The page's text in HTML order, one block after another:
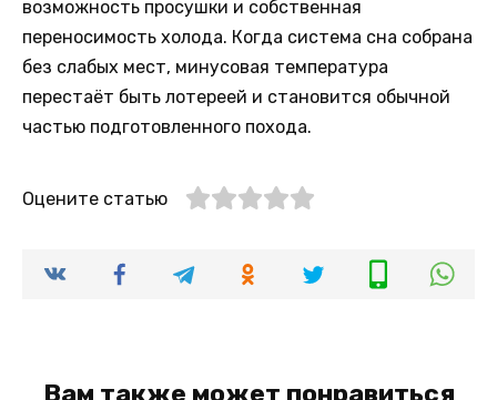
возможность просушки и собственная
переносимость холода. Когда система сна собрана
без слабых мест, минусовая температура
перестаёт быть лотереей и становится обычной
частью подготовленного похода.
Оцените статью
Вам также может понравиться